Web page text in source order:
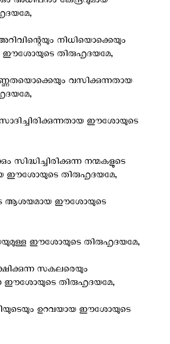
നിധിയൊക്കെയും
ഈശോയുടെ തിരുഹൃദയമേ,
വസിക്കുന്നതായ
ഈശോയുടെ
സിദ്ധിച്ചിരിക്കുന്ന നന്മകളുടെ
ഈശോയുടെ തിരുഹൃദയമേ,
ആശയമായ ഈശോയുടെ
ഈശോയുടെ തിരുഹൃദയമേ,
സകലരെയും
ഈശോയുടെ തിരുഹൃദയമേ,
ഉറവയായ ഈശോയുടെ